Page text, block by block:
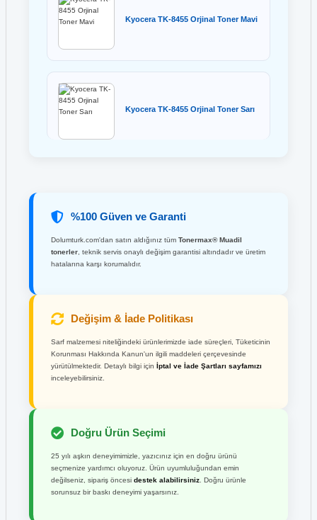
Kyocera TK-8455 Orjinal Toner Mavi
Kyocera TK-8455 Orjinal Toner Sarı
%100 Güven ve Garanti
Dolumturk.com'dan satın aldığınız tüm Tonermax® Muadil
tonerler , teknik servis onaylı değişim garantisi altındadır ve üretim
hatalarına karşı korumalıdır.
Değişim & İade Politikası
Sarf malzemesi niteliğindeki ürünlerimizde iade süreçleri, Tüketicinin
Korunması Hakkında Kanun'un ilgili maddeleri çerçevesinde
yürütülmektedir. Detaylı bilgi için İptal ve İade Şartları sayfamızı
inceleyebilirsiniz.
Doğru Ürün Seçimi
25 yılı aşkın deneyimimizle, yazıcınız için en doğru ürünü
seçmenize yardımcı oluyoruz. Ürün uyumluluğundan emin
değilseniz, sipariş öncesi destek alabilirsiniz . Doğru ürünle
sorunsuz bir baskı deneyimi yaşarsınız.